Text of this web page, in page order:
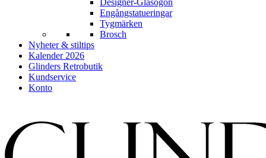
Designer-Glasögon
Engångstatueringar
Tygmärken
Brosch
Nyheter & stiltips
Kalender 2026
Glinders Retrobutik
Kundservice
Konto